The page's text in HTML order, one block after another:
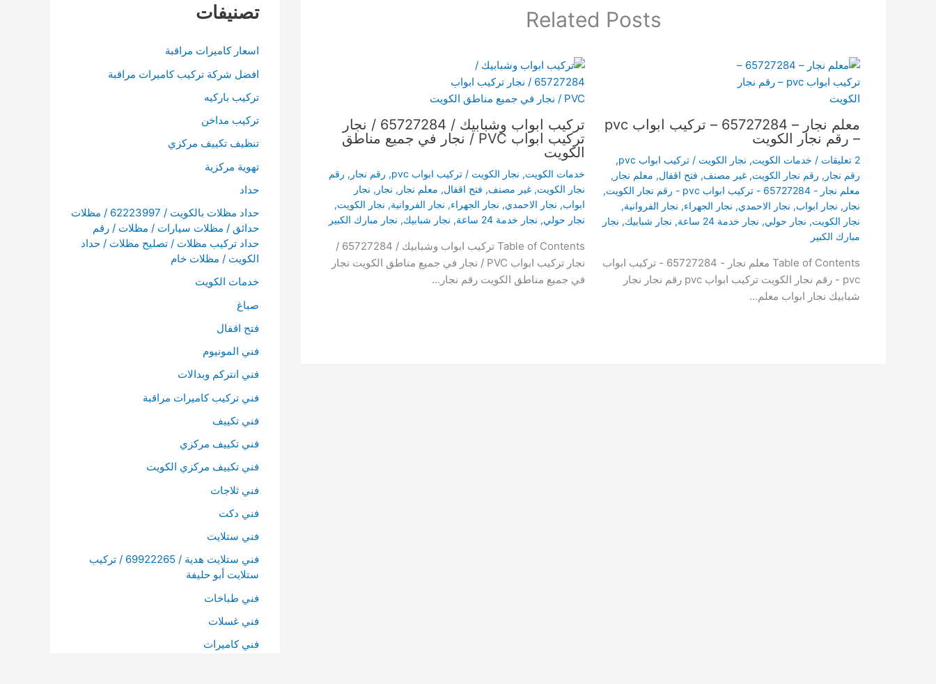
Related Posts
معلم نجار – 65727284 – تركيب ابواب pvc
– رقم نجار الكويت
2 تعليقات / خدمات الكويت, نجار الكويت /تركيب ابواب pvc
,
رقم نجار , رقم نجار الكويت,غير مصنف, فتح اقفال, معلم نجار ,
معلم نجار - 65727284 - تركيب ابواب pvc - رقم نجار الكويت
,
نجار , نجار ابواب, نجار الاحمدي, نجار الجهراء, نجار الفروانية,
نجار الكويت, نجار حولي, نجار خدمة 24 ساعة , نجار شبابيك, نجار
مبارك الكبير
Table of Contents معلم نجار - 65727284 - تركيب ابواب
pvc - رقم نجار الكويت تركيب ابواب pvc رقم نجار نجار
شبابيك نجار ابواب معلم…
تركيب ابواب وشبابيك / 65727284 / نجار
تركيب ابواب PVC / نجار في جميع مناطق
الكويت
خدمات الكويت, نجار الكويت /تركيب ابواب pvc , رقم نجار , رقم
نجار الكويت,غير مصنف, فتح اقفال, معلم نجار , نجار , نجار
ابواب, نجار الاحمدي, نجار الجهراء, نجار الفروانية, نجار الكويت,
نجار حولي, نجار خدمة 24 ساعة , نجار شبابيك, نجار مبارك الكبير
Table of Contents تركيب ابواب وشبابيك / 65727284 /
نجار تركيب ابواب PVC / نجار في جميع مناطق الكويت نجار
في جميع مناطق الكويت رقم نجار…
تصنيفات
اسعار كاميرات مراقبة
افضل شركة تركيب كاميرات مراقبة
تركيب باركيه
تركيب مداخن
تنظيف تكييف مركزي
تهوية مركزية
حداد
حداد مظلات بالكويت / 62223997 / مظلات
حدائق / مظلات سيارات / مظلات / رقم
حداد تركيب مظلات / تصليح مظلات / حداد
الكويت / مظلات خام
خدمات الكويت
صباغ
فتح اقفال
فني المونيوم
فني انتركم وبدالات
فني تركيب كاميرات مراقبة
فني تكييف
فني تكييف مركزي
فني تكييف مركزي الكويت
فني ثلاجات
فني دكت
فني ستلايت
فني ستلايت هدية / 69922265 / تركيب
ستلايت أبو حليفة
فني طباخات
فني غسلات
فني كاميرات